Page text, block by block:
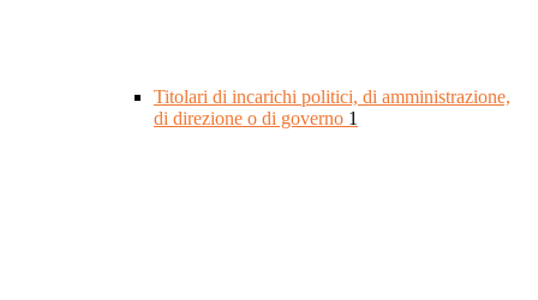
Titolari di incarichi politici, di amministrazione,
di direzione o di governo 1